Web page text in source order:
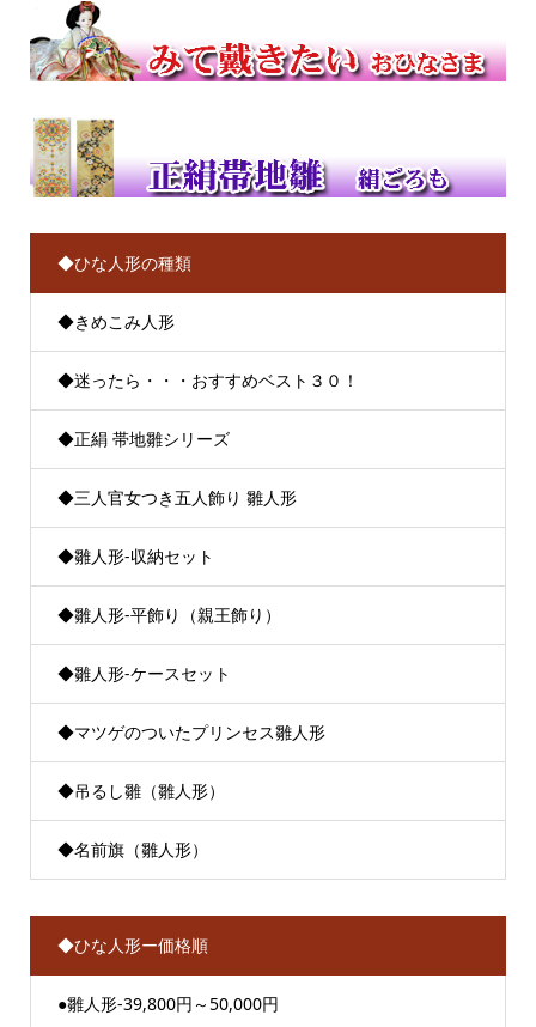
◆ひな人形の種類
◆きめこみ人形
◆迷ったら・・・おすすめベスト３０！
◆正絹 帯地雛シリーズ
◆三人官女つき五人飾り 雛人形
◆雛人形-収納セット
◆雛人形-平飾り（親王飾り）
◆雛人形-ケースセット
◆マツゲのついたプリンセス雛人形
◆吊るし雛（雛人形）
◆名前旗（雛人形）
◆ひな人形ー価格順
●雛人形-39,800円～50,000円